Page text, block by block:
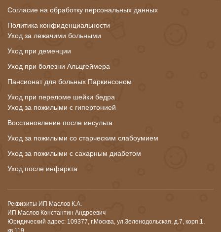
Согласие на обработку персональных данных
Политика конфиденциальности
Уход за лежачими больными
Уход при деменции
Уход при болезни Альцгеймера
Пансионат для больных Паркинсоном
Уход при переломе шейки бедра
Уход за пожилыми с гипертонией
Восстановление после инсульта
Уход за пожилыми со старческим слабоумием
Уход за пожилыми с сахарным диабетом
Уход после инфаркта
Реквизиты ИП Маслов К.А.
ИП Маслов Константин Андреевич
Юридический адрес: 109377, г.Москва, ул.Зеленодольская, д.7, корп.1,
кв.119